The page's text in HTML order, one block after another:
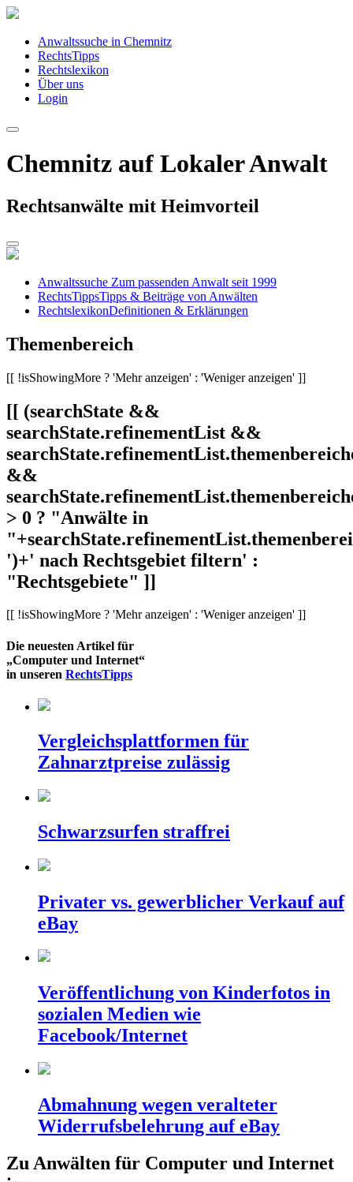
Anwaltssuche in Chemnitz
RechtsTipps
Rechtslexikon
Über uns
Login
Chemnitz auf Lokaler Anwalt
Rechtsanwälte mit Heimvorteil
Anwaltssuche Zum passenden Anwalt seit 1999
RechtsTippsTipps & Beiträge von Anwälten
RechtslexikonDefinitionen & Erklärungen
Themenbereich
[[ !isShowingMore ? 'Mehr anzeigen' : 'Weniger anzeigen' ]]
[[ (searchState &&
searchState.refinementList &&
&&
> 0 ? "Anwälte in
')+' nach Rechtsgebiet filtern' :
"Rechtsgebiete" ]]
[[ !isShowingMore ? 'Mehr anzeigen' : 'Weniger anzeigen' ]]
Die neuesten Artikel für
„Computer und Internet“
in unseren RechtsTipps
Vergleichsplattformen für
Zahnarztpreise zulässig
Schwarzsurfen straffrei
Privater vs. gewerblicher Verkauf auf
eBay
Veröffentlichung von Kinderfotos in
sozialen Medien wie
Facebook/Internet
Abmahnung wegen veralteter
Widerrufsbelehrung auf eBay
Zu Anwälten für Computer und Internet